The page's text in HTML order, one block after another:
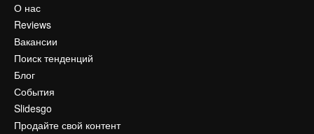
О нас
Reviews
Вакансии
Поиск тенденций
Блог
События
Slidesgo
Продайте свой контент